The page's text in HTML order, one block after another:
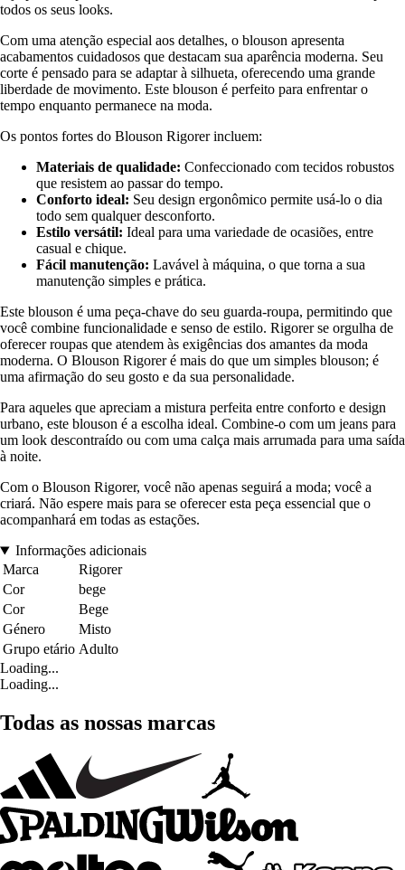
todos os seus looks.
Com uma atenção especial aos detalhes, o blouson apresenta
acabamentos cuidadosos que destacam sua aparência moderna. Seu
corte é pensado para se adaptar à silhueta, oferecendo uma grande
liberdade de movimento. Este blouson é perfeito para enfrentar o
tempo enquanto permanece na moda.
Os pontos fortes do Blouson Rigorer incluem:
Materiais de qualidade: Confeccionado com tecidos robustos
que resistem ao passar do tempo.
Conforto ideal: Seu design ergonômico permite usá-lo o dia
todo sem qualquer desconforto.
Estilo versátil: Ideal para uma variedade de ocasiões, entre
casual e chique.
Fácil manutenção: Lavável à máquina, o que torna a sua
manutenção simples e prática.
Este blouson é uma peça-chave do seu guarda-roupa, permitindo que
você combine funcionalidade e senso de estilo. Rigorer se orgulha de
oferecer roupas que atendem às exigências dos amantes da moda
moderna. O Blouson Rigorer é mais do que um simples blouson; é
uma afirmação do seu gosto e da sua personalidade.
Para aqueles que apreciam a mistura perfeita entre conforto e design
urbano, este blouson é a escolha ideal. Combine-o com um jeans para
um look descontraído ou com uma calça mais arrumada para uma saída
à noite.
Com o Blouson Rigorer, você não apenas seguirá a moda; você a
criará. Não espere mais para se oferecer esta peça essencial que o
acompanhará em todas as estações.
Informações adicionais
Marca
Rigorer
Cor
bege
Cor
Bege
Género
Misto
Grupo etário Adulto
Loading...
Loading...
Todas as nossas marcas